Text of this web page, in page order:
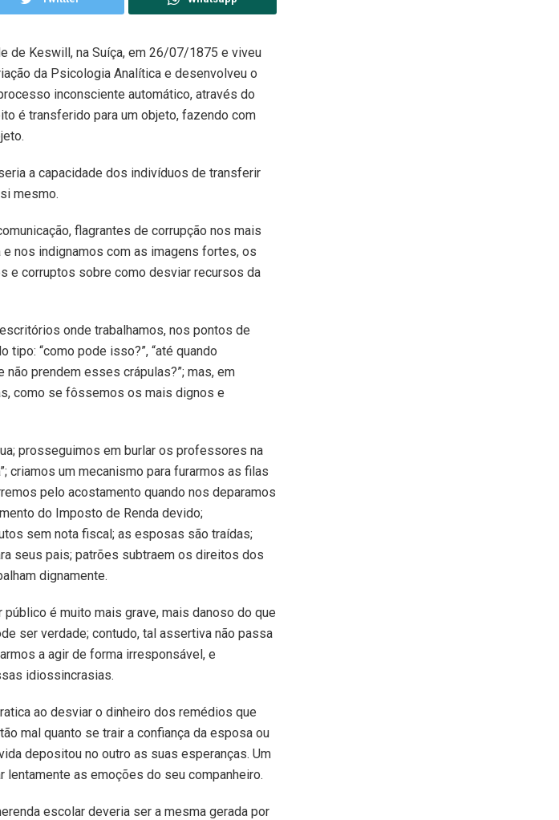
de Keswill, na Suíça, em 26/07/1875 e viveu
da Psicologia Analítica e desenvolveu o
inconsciente automático, através do
é transferido para um objeto, fazendo com
a capacidade dos indivíduos de transferir
mesmo.
flagrantes de corrupção nos mais
nos indignamos com as imagens fortes, os
e corruptos sobre como desviar recursos da
onde trabalhamos, nos pontos de
“como pode isso?”, “até quando
não prendem esses crápulas?”; mas, em
como se fôssemos os mais dignos e
prosseguimos em burlar os professores na
criamos um mecanismo para furarmos as filas
pelo acostamento quando nos deparamos
do Imposto de Renda devido;
sem nota fiscal; as esposas são traídas;
seus pais; patrões subtraem os direitos dos
dignamente.
é muito mais grave, mais danoso do que
ser verdade; contudo, tal assertiva não passa
a agir de forma irresponsável, e
idiossincrasias.
ao desviar o dinheiro dos remédios que
mal quanto se trair a confiança da esposa ou
depositou no outro as suas esperanças. Um
lentamente as emoções do seu companheiro.
escolar deveria ser a mesma gerada por